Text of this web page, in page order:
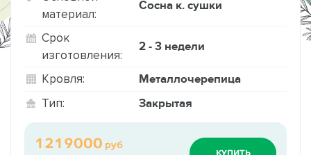
материал:
Сосна к. сушки
Срок
изготовления:
2 - 3 недели
Кровля: Металлочерепица
Тип: Закрытая
1219000 руб
КУПИТЬ